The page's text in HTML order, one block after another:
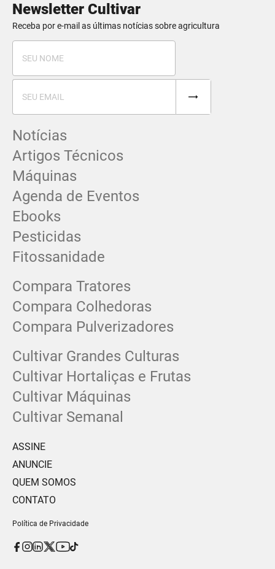
Newsletter Cultivar
Receba por e-mail as últimas notícias sobre agricultura
Notícias
Artigos Técnicos
Máquinas
Agenda de Eventos
Ebooks
Pesticidas
Fitossanidade
Compara Tratores
Compara Colhedoras
Compara Pulverizadores
Cultivar Grandes Culturas
Cultivar Hortaliças e Frutas
Cultivar Máquinas
Cultivar Semanal
ASSINE
ANUNCIE
QUEM SOMOS
CONTATO
Política de Privacidade